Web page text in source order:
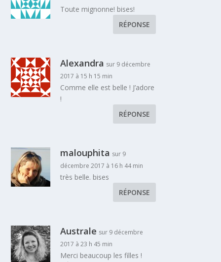
Toute mignonne! bises!
RÉPONSE
Alexandra sur 9 décembre
2017 à 15 h 15 min
Comme elle est belle ! J’adore
!
RÉPONSE
malouphita sur 9
décembre 2017 à 16 h 44 min
très belle. bises
RÉPONSE
Australe sur 9 décembre
2017 à 23 h 45 min
Merci beaucoup les filles !